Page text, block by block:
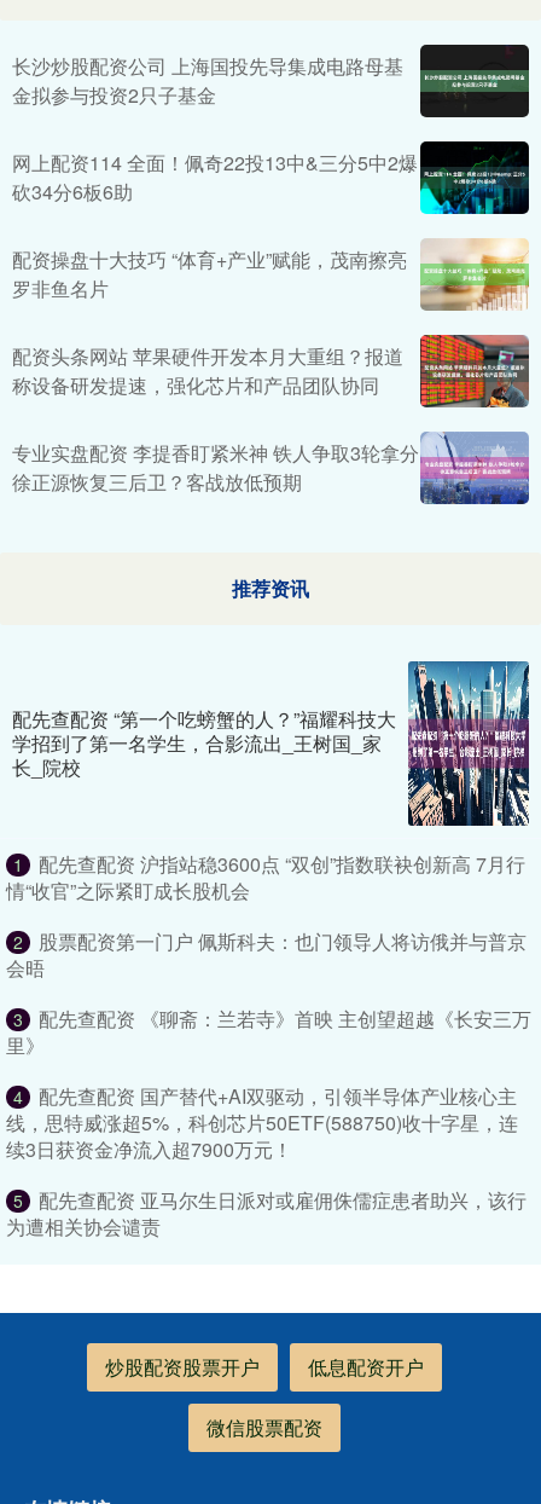
长沙炒股配资公司 上海国投先导集成电路母基
金拟参与投资2只子基金
网上配资114 全面！佩奇22投13中&三分5中2爆
砍34分6板6助
配资操盘十大技巧 “体育+产业”赋能，茂南擦亮
罗非鱼名片
配资头条网站 苹果硬件开发本月大重组？报道
称设备研发提速，强化芯片和产品团队协同
专业实盘配资 李提香盯紧米神 铁人争取3轮拿分
徐正源恢复三后卫？客战放低预期
推荐资讯
配先查配资 “第一个吃螃蟹的人？”福耀科技大
学招到了第一名学生，合影流出_王树国_家
长_院校
1
配先查配资 沪指站稳3600点 “双创”指数联袂创新高 7月行
情“收官”之际紧盯成长股机会
2
股票配资第一门户 佩斯科夫：也门领导人将访俄并与普京
会晤
3
配先查配资 《聊斋：兰若寺》首映 主创望超越《长安三万
里》
4
配先查配资 国产替代+AI双驱动，引领半导体产业核心主
线，思特威涨超5%，科创芯片50ETF(588750)收十字星，连
续3日获资金净流入超7900万元！
5
配先查配资 亚马尔生日派对或雇佣侏儒症患者助兴，该行
为遭相关协会谴责
炒股配资股票开户 低息配资开户
微信股票配资